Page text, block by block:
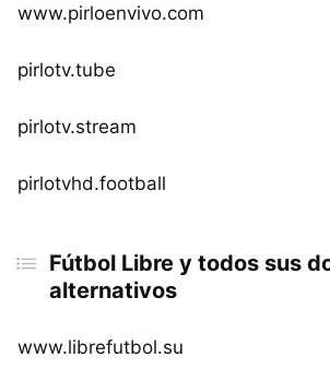
www.pirloenvivo.com
pirlotv.tube
pirlotv.stream
pirlotvhd.football
Fútbol Libre y todos sus
alternativos
www.librefutbol.su